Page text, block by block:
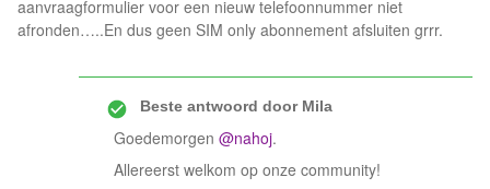
aanvraagformulier voor een nieuw telefoonnummer niet
afronden…..En dus geen SIM only abonnement afsluiten grrr.
Beste antwoord doorMila
Goedemorgen @nahoj.
Allereerst welkom op onze community!